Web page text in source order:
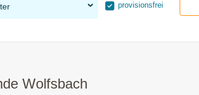
provisionsfrei
Wolfsbach